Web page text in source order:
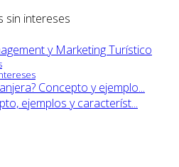
sin intereses
y Marketing Turístico
Concepto y ejemplo...
ejemplos y característ...